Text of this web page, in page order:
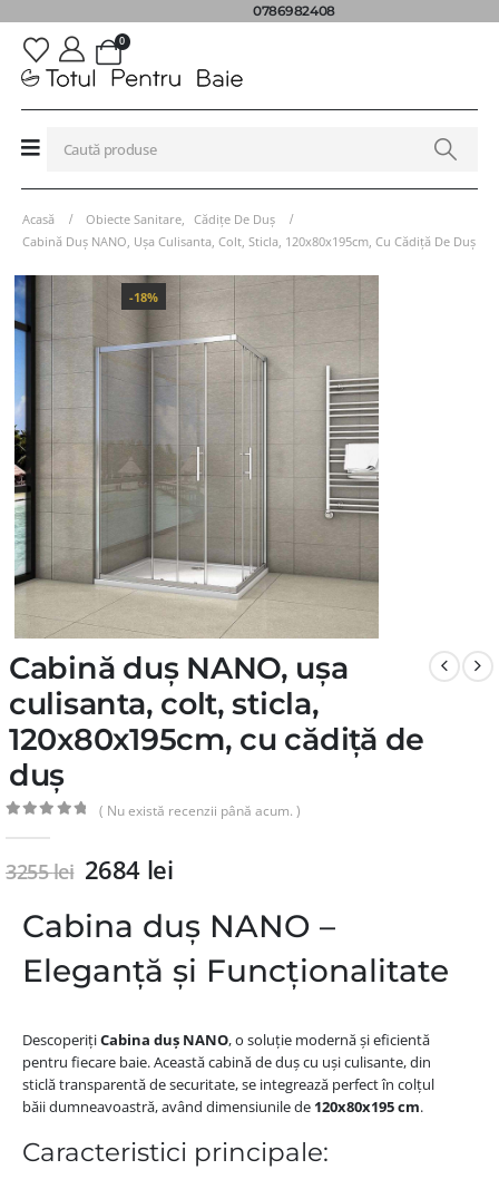
0786982408
0
Acasă Obiecte Sanitare
Cădițe De Duș
Cabină Duș NANO, Ușa Culisanta, Colt, Sticla, 120x80x195cm, Cu Cădiță De Duș
-18%
Cabină duș NANO, ușa
culisanta, colt, sticla,
120x80x195cm, cu cădiță de
duș
( Nu există recenzii până acum. )
3255lei 2684 lei
Cabina duș NANO –
Eleganță și Funcționalitate
DescoperițiCabina duș NANO, o soluție modernă și eficientă
pentru fiecare baie. Această cabină de duș cu uși culisante, din
sticlă transparentă de securitate, se integrează perfect în colțul
băii dumneavoastră, având dimensiunile de 120x80x195 cm.
Caracteristici principale: